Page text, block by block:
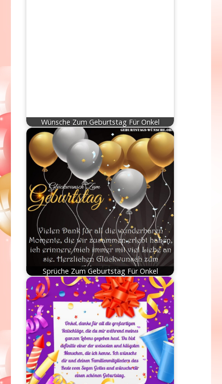
Wünsche Zum Geburtstag Für Onkel
Sprüche Zum Geburtstag Für Onkel